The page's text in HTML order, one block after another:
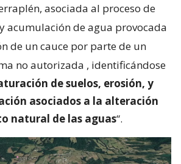
asociada al proceso de
acumulación de agua provocada
de un cauce por parte de un
no autorizada , identificándose
de suelos, erosión, y
asociados a la alteración
natural de las aguas“.